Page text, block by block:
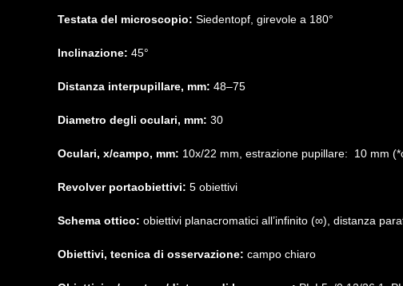
Testata del microscopio: Siedentopf, girevole a 180°
Inclinazione: 45°
Distanza interpupillare, mm: 48–75
Diametro degli oculari, mm: 30
Oculari, x/campo, mm: 10х/22 mm, estrazione pupillare: 10 mm
Revolver portaobiettivi: 5 obiettivi
Schema ottico: obiettivi planacromatici all’infinito (∞), distanza
Obiettivi, tecnica di osservazione: campo chiaro